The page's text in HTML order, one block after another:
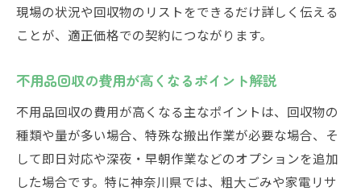
現場の状況や回収物のリストをできるだけ詳しく伝える
ことが、適正価格での契約につながります。
不用品回収の費用が高くなるポイント解説
不用品回収の費用が高くなる主なポイントは、回収物の
種類や量が多い場合、特殊な搬出作業が必要な場合、そ
して即日対応や深夜・早朝作業などのオプションを追加
した場合です。特に神奈川県では、粗大ごみや家電リサ